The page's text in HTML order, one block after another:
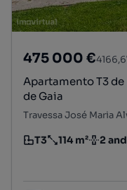
475 000 €
Apartamento T3
de Gaia
Tipologia
T3
Preço por metro
114 m²
Andar 2